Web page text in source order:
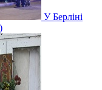
У Берліні